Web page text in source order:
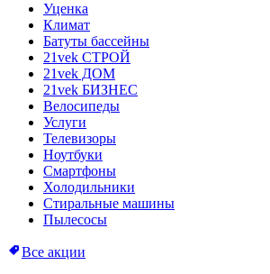
Уценка
Климат
Батуты бассейны
21vek СТРОЙ
21vek ДОМ
21vek БИЗНЕС
Велосипеды
Услуги
Телевизоры
Ноутбуки
Смартфоны
Холодильники
Стиральные машины
Пылесосы
Все акции